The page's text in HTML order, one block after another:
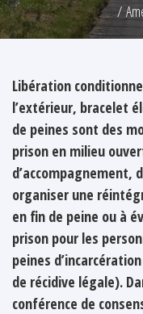
Libération
l’extérieur, bracelet
de peines sont des
prison en milieu
d’accompagnement,
organiser une
en fin de peine ou à
prison pour les
peines
de récidive légale).
conférence de